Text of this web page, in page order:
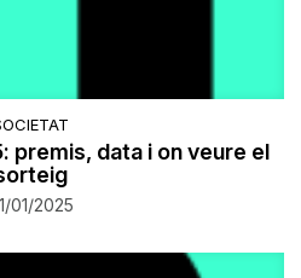
premis, data i on veure el
01/2025